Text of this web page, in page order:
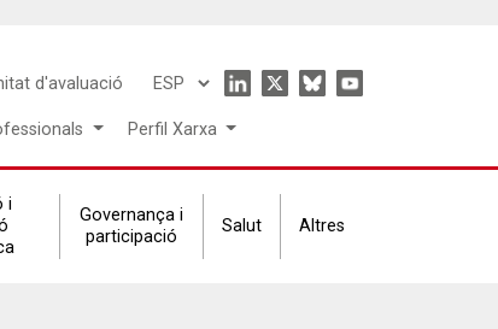
d'avaluació
Select
language
Icon
menu
Perfil Xarxa
i
Governança i
participació
Salut Altres